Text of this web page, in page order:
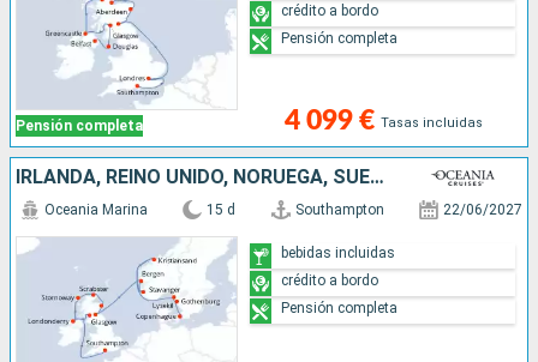
Pensión completa 4 099 € Tasas incluidas
crédito a bordo
Pensión completa
IRLANDA, REINO UNIDO, NORUEGA, SUECIA, DINAMARCA
Oceania Marina 15 d Southampton 22/06/2027
bebidas incluidas
crédito a bordo
Pensión completa